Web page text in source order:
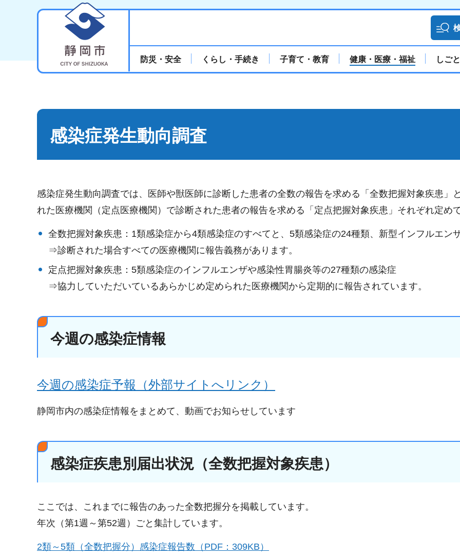
防災・安全 くらし・手続き 子育て・教育 健康・医療・福祉 しご
感染症発生動向調査
感染症発生動向調査では、医師や獣医師に診断した患者の全数の報告を求める「全数把握対象疾患」
れた医療機関（定点医療機関）で診断された患者の報告を求める「定点把握対象疾患」それぞれ定め
全数把握対象疾患：1類感染症から4類感染症のすべてと、5類感染症の24種類、新型インフルエン
⇒診断された場合すべての医療機関に報告義務があります。
定点把握対象疾患：5類感染症のインフルエンザや感染性胃腸炎等の27種類の感染症
⇒協力していただいているあらかじめ定められた医療機関から定期的に報告されています。
今週の感染症情報
今週の感染症予報（外部サイトへリンク）
静岡市内の感染症情報をまとめて、動画でお知らせしています
感染症疾患別届出状況（全数把握対象疾患）
ここでは、これまでに報告のあった全数把握分を掲載しています。
年次（第1週～第52週）ごと集計しています。
2類～5類（全数把握分）感染症報告数（PDF：309KB）